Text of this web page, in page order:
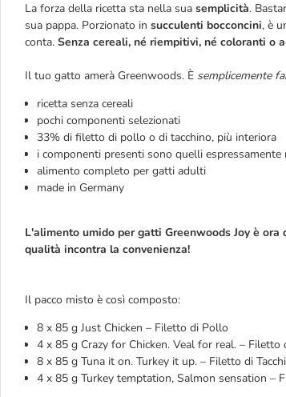
La forza della ricetta sta nella sua semplicità.
sua pappa. Porzionato in succulenti bocconcini, è
conta. Senza cereali, né riempitivi, né coloranti o
Il tuo gatto amerà Greenwoods. È semplicemente
ricetta senza cereali
pochi componenti selezionati
33% di filetto di pollo o di tacchino, più interiora
i componenti presenti sono quelli
alimento completo per gatti adulti
made in Germany
L'alimento umido per gatti Greenwoods Joy è
qualità incontra la convenienza!
Il pacco misto è così composto:
8 x 85 g Just Chicken – Filetto di Pollo
4 x 85 g Crazy for Chicken. Veal for real. –
8 x 85 g Tuna it on. Turkey it up. – Filetto di
4 x 85 g Turkey temptation, Salmon sensation –